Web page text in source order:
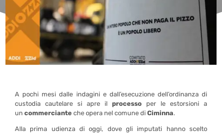
A pochi mesi dalle indagini e dall’esecuzione dell’ordinanza di
custodia cautelare si apre il processoper le estorsioni a
uncommerciante che opera nel comune diCiminna.
Alla prima udienza di oggi, dove gli imputati hanno scelto